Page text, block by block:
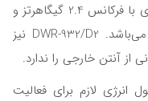
این دستگاه شامل یک آنتن داخلی وای فای با فرکانس 2.4 گیگاهرتز و
یک آنتن داخلی 4G از نوع MIMO 1*2 می‌باشد. DWR-932/D2 نیز
آنتن خارجی را ندارد.
انرژی لازم برای فعالیت